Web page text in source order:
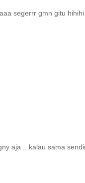
segerrr gmn gitu
aja .. kalau sama